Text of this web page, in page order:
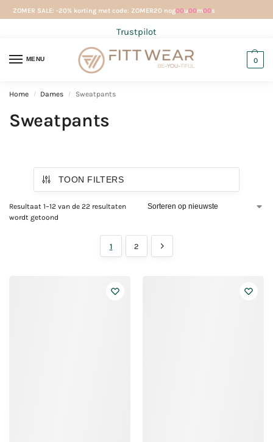
ZOMER SALE: -20% korting met code: ZOMER20 nog00u00m00s
Trustpilot
MENU 0
Home / Dames / Sweatpants
Sweatpants
TOON FILTERS
Resultaat 1–12 van de 22 resultaten
wordt getoond
1 2